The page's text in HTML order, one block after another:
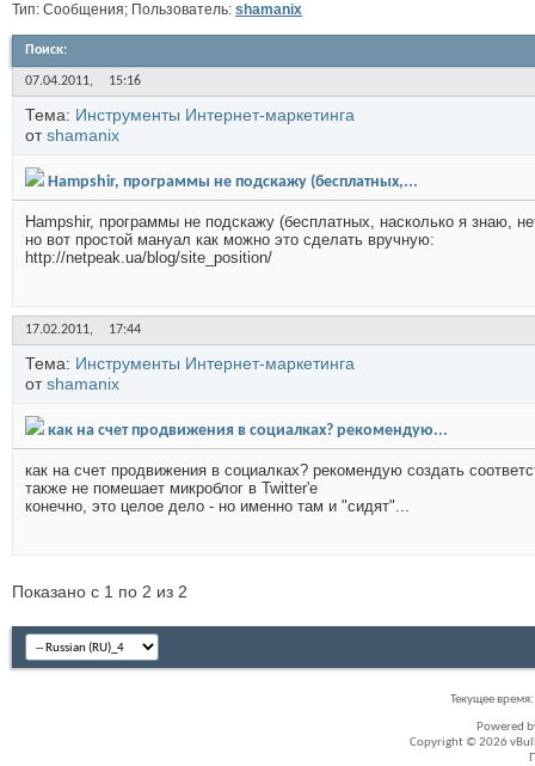
Тип: Сообщения; Пользователь: shamanix
Поиск:
07.04.2011, 15:16
Тема: Инструменты Интернет-маркетинга
отshamanix
Hampshir, программы не подскажу (бесплатных,...
Hampshir, программы не подскажу (бесплатных, насколько я знаю,
но вот простой мануал как можно это сделать вручную:
http://netpeak.ua/blog/site_position/
17.02.2011, 17:44
Тема: Инструменты Интернет-маркетинга
отshamanix
как на счет продвижения в социалках? рекомендую...
как на счет продвижения в социалках? рекомендую создать
также не помешает микроблог в Twitter'е
конечно, это целое дело - но именно там и "сидят"...
Показано с 1 по 2 из 2
Текущее время:
Powered
Copyright © 2026